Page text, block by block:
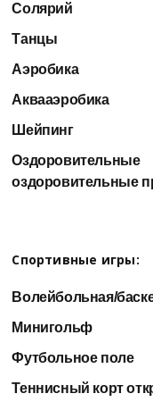
Солярий
Танцы
Аэробика
Аквааэробика
Шейпинг
оздоровительные
Спортивные игры:
Волейбольная/
Минигольф
Футбольное поле
Теннисный корт